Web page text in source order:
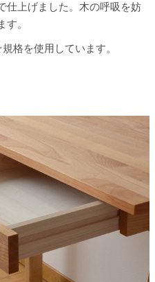
仕上げました。木の呼吸を妨
。
を使用しています。